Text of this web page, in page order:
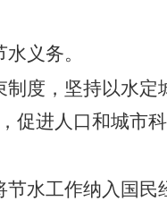
义务。
度，坚持以水定
促进人口和城市
水工作纳入国民